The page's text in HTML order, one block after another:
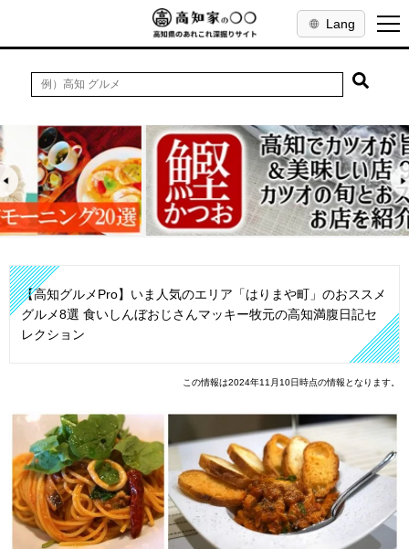
Lang
【高知グルメPro】いま人気のエリア「はりまや町」のおススメ
グルメ8選 食いしんぼおじさんマッキー牧元の高知満腹日記セ
レクション
この情報は2024年11月10日時点の情報となります。